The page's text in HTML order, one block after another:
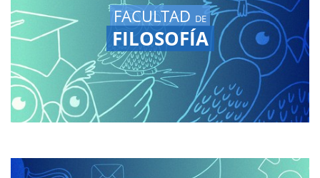
FACULTAD DE
FILOSOFÍA